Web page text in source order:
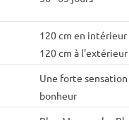
120 cm en intérieur
120 cm à l'extérieur
Une forte sensation
bonheur